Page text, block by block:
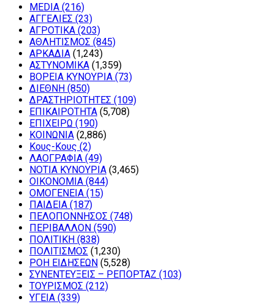
MEDIA (216)
ΑΓΓΕΛΙΕΣ (23)
ΑΓΡΟΤΙΚΑ (203)
ΑΘΛΗΤΙΣΜΟΣ (845)
ΑΡΚΑΔΙΑ (1,243)
ΑΣΤΥΝΟΜΙΚΑ (1,359)
ΒΟΡΕΙΑ ΚΥΝΟΥΡΙΑ (73)
ΔΙΕΘΝΗ (850)
ΔΡΑΣΤΗΡΙΟΤΗΤΕΣ (109)
ΕΠΙΚΑΙΡΟΤΗΤΑ (5,708)
ΕΠΙΧΕΙΡΩ (190)
ΚΟΙΝΩΝΙΑ (2,886)
Κους-Κους (2)
ΛΑΟΓΡΑΦΙΑ (49)
ΝΟΤΙΑ ΚΥΝΟΥΡΙΑ (3,465)
ΟΙΚΟΝΟΜΙΑ (844)
ΟΜΟΓΕΝΕΙΑ (15)
ΠΑΙΔΕΙΑ (187)
ΠΕΛΟΠΟΝΝΗΣΟΣ (748)
ΠΕΡΙΒΑΛΛΟΝ (590)
ΠΟΛΙΤΙΚΗ (838)
ΠΟΛΙΤΙΣΜΟΣ (1,230)
ΡΟΗ ΕΙΔΗΣΕΩΝ (5,528)
ΣΥΝΕΝΤΕΥΞΕΙΣ – ΡΕΠΟΡΤΑΖ (103)
ΤΟΥΡΙΣΜΟΣ (212)
ΥΓΕΙΑ (339)